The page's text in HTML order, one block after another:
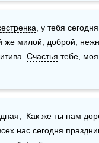
, у тебя сегодня
же милой, доброй,
Счастья тебе,
Как же ты нам
нас сегодня